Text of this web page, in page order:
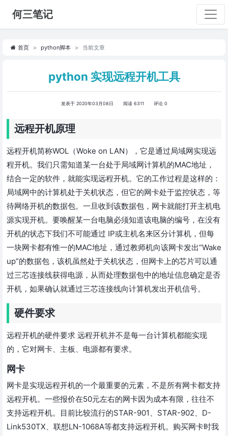
何三笔记
首页 python脚本 当前文章
python 实现远程开机工具
发表于 2020年03月08日 阅读 6311 评论 0
远程开机原理
远程开机简称WOL（Woke on LAN），它是通过局域网实现远
程开机。我们只需知道某一台处于局域网计算机的MAC地址，
结合一定的软件，就能实现远程开机。它的工作过程是这样的：
局域网中的计算机处于关机状态，但它的网卡处于监控状态，等
待网络开机的数据包。一旦收到该数据包，网卡就能打开主机电
源实现开机。要唤醒某一台电脑必须知道该电脑的编号，在没有
开机的状态下我们不可能通过 IP或主机名来区分计算机，但每
一块网卡都有惟一的MAC地址，通过教师机向该网卡发出“Wake
up”的数据包，该机虽然处于关机状态，但网卡上的芯片可以通
过三芯连接线获得电源，从而处理数据包中的地址信息确定是否
开机，如果确认就通过三芯连接线向计算机发出开机信号。
硬件要求
远程开机的硬件要求 远程开机并不是每一台计算机都能实现
的，它对网卡、主板、电源都有要求。
网卡
网卡是实现远程开机的一个最重要的元素，不是所有网卡都支持
远程开机。一些报价在50元左右的网卡因为成本有限，往往不
支持远程开机。目前比较流行的STAR-901、STAR-902、D-
Link530TX、联想LN-1068A等都支持远程开机。购买网卡时我